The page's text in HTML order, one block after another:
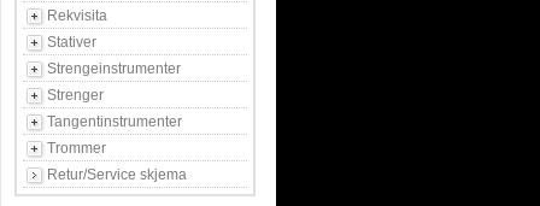
Rekvisita
Stativer
Strengeinstrumenter
Strenger
Tangentinstrumenter
Trommer
Retur/Service skjema